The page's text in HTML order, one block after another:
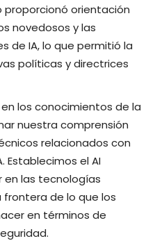
proporcionó orientación
novedosos y las
de IA, lo que permitió la
políticas y directrices
los conocimientos de la
nuestra comprensión
relacionados con
Establecimos el AI
en las tecnologías
de lo que los
en términos de